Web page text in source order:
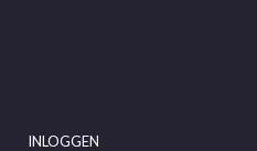
INLOGGEN